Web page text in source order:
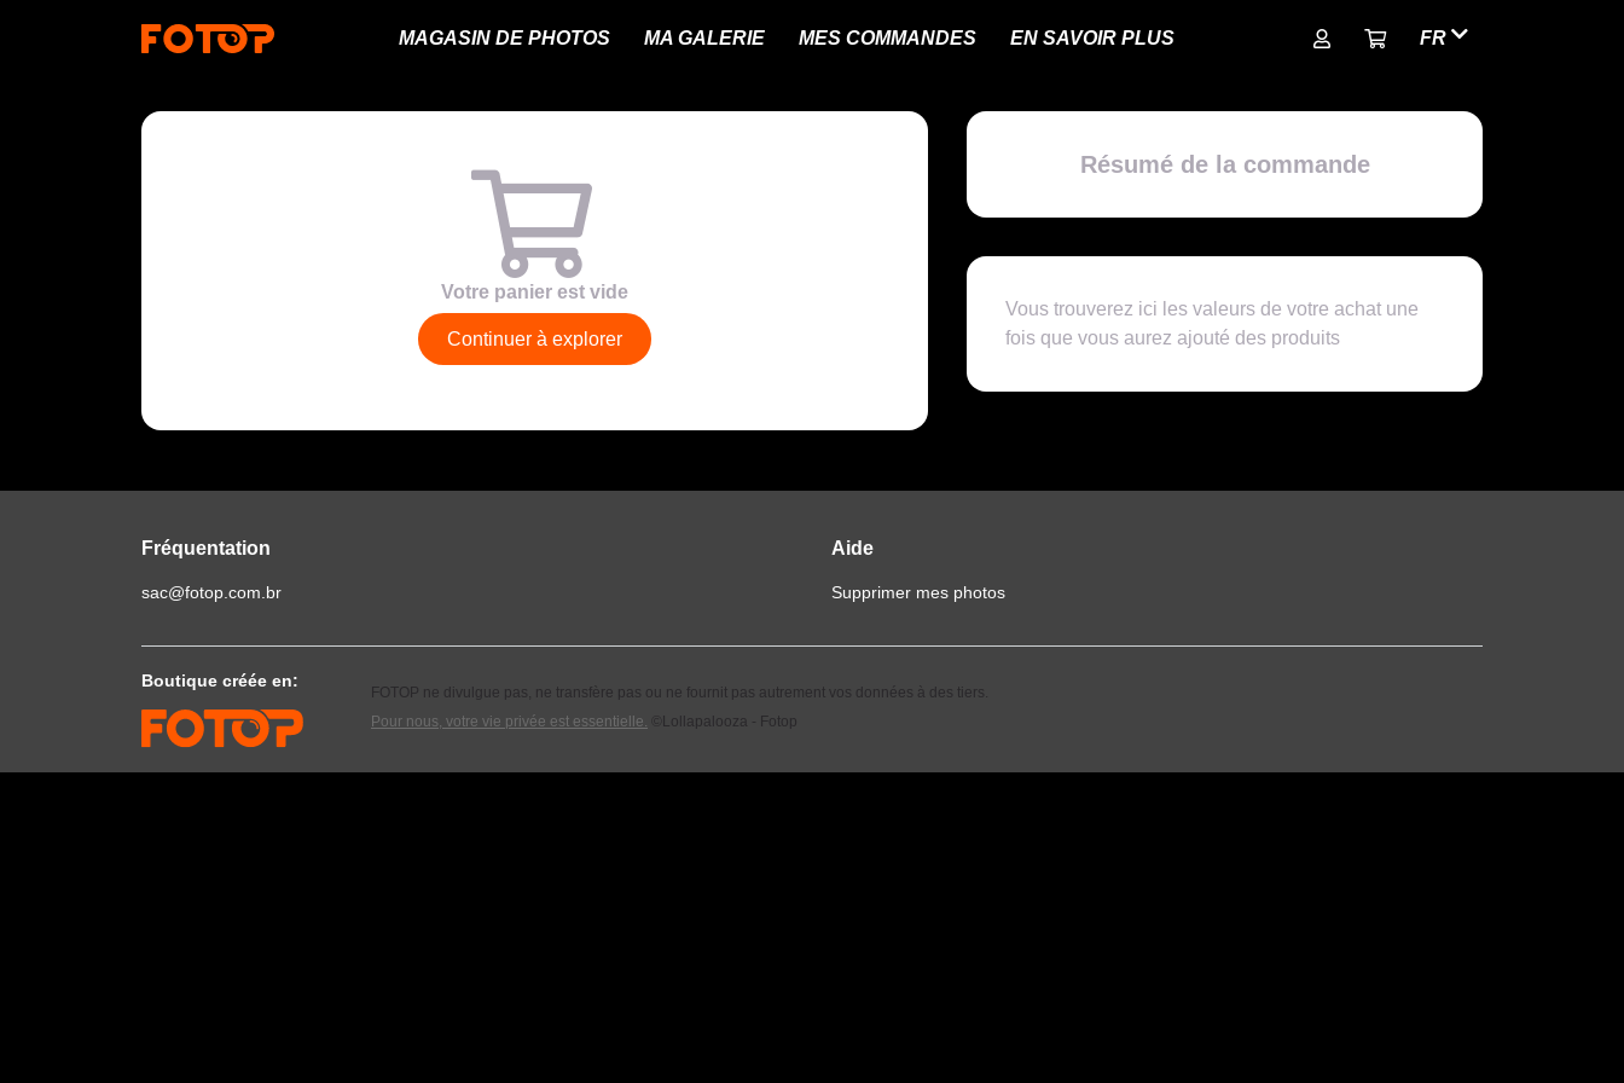
MAGASIN DE PHOTOS MA GALERIE MES COMMANDES EN SAVOIR PLUS FR
Votre panier est vide
Continuer à explorer
Résumé de la commande
Vous trouverez ici les valeurs de votre achat une
fois que vous aurez ajouté des produits
Fréquentation
sac@fotop.com.br
Aide
Supprimer mes photos
Boutique créée en:
FOTOP ne divulgue pas, ne transfère pas ou ne fournit pas autrement vos données à des tiers.
Pour nous, votre vie privée est essentielle. ©Lollapalooza - Fotop